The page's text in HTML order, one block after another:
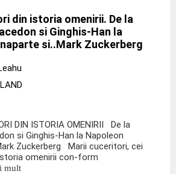
din istoria omenirii. De la
si Ginghis-Han la
si..Mark Zuckerberg
DIN ISTORIA OMENIRII De la
si Ginghis-Han la Napoleon
Zuckerberg Marii cuceritori, cei
omenirii con-form
mult